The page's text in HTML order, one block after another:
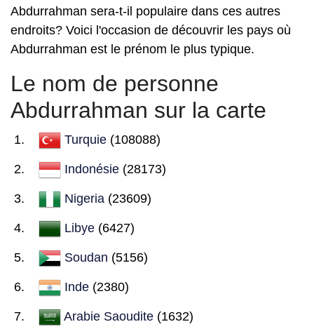
Abdurrahman sera-t-il populaire dans ces autres
endroits? Voici l'occasion de découvrir les pays où
Abdurrahman est le prénom le plus typique.
Le nom de personne
Abdurrahman sur la carte
Turquie (108088)
Indonésie (28173)
Nigeria (23609)
Libye (6427)
Soudan (5156)
Inde (2380)
Arabie Saoudite (1632)